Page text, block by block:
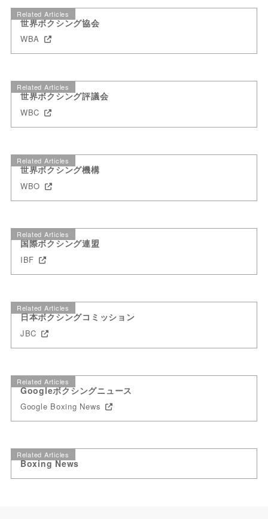
Related Articles
世界ボクシング協会
WBA
Related Articles
世界ボクシング評議会
WBC
Related Articles
世界ボクシング機構
WBO
Related Articles
国際ボクシング連盟
IBF
Related Articles
日本ボクシングコミッション
JBC
Related Articles
Googleボクシングニュース
Google Boxing News
Related Articles
Boxing News